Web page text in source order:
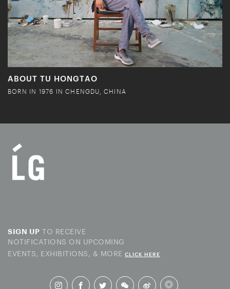
ABOUT TU HONGTAO
BORN IN 1976 IN CHENGDU, CHINA
SIGN UP TO RECEIVE
NOTIFICATIONS ON UPCOMING
EVENTS, EXHIBITIONS, & MORE CLICK HERE